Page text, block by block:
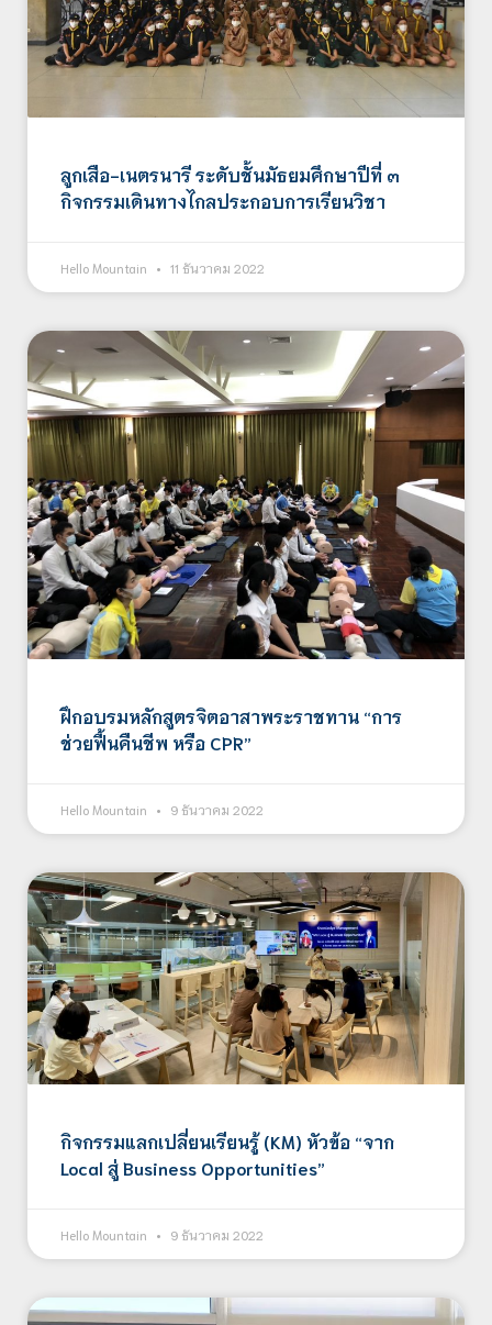
ลูกเสือ-เนตรนารี ระดับชั้นมัธยมศึกษาปีที่ ๓
กิจกรรมเดินทางไกลประกอบการเรียนวิชา
Hello Mountain 11 ธันวาคม 2022
ฝึกอบรมหลักสูตรจิตอาสาพระราชทาน “การ
ช่วยฟื้นคืนชีพ หรือ CPR”
Hello Mountain 9 ธันวาคม 2022
กิจกรรมแลกเปลี่ยนเรียนรู้ (KM) หัวข้อ “จาก
Local สู่ Business Opportunities”
Hello Mountain 9 ธันวาคม 2022